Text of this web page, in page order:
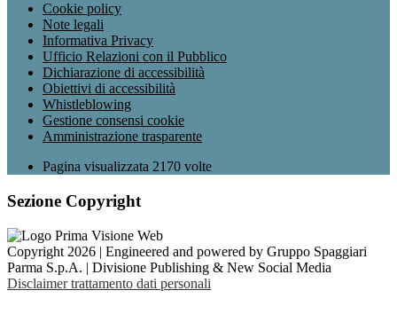
Cookie policy
Note legali
Informativa Privacy
Ufficio Relazioni con il Pubblico
Dichiarazione di accessibilità
Obiettivi di accessibilità
Whistleblowing
Gestione consensi cookie
Amministrazione trasparente
Pagina visualizzata 2170 volte
Sezione Copyright
Copyright 2026 | Engineered and powered by Gruppo Spaggiari
Parma S.p.A. | Divisione Publishing & New Social Media
Disclaimer trattamento dati personali